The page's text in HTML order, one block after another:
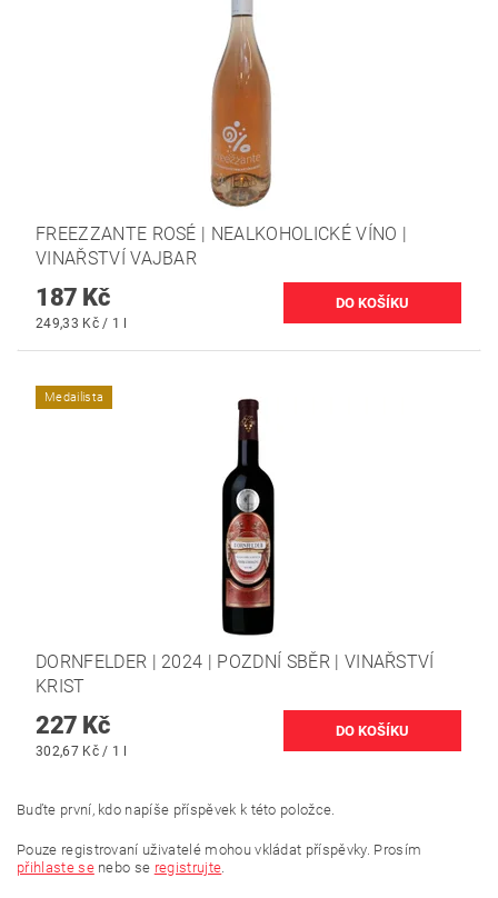
FREEZZANTE ROSÉ | NEALKOHOLICKÉ VÍNO |
VINAŘSTVÍ VAJBAR
187 Kč
249,33 Kč / 1 l
Medailista
DORNFELDER | 2024 | POZDNÍ SBĚR | VINAŘSTVÍ
KRIST
227 Kč
302,67 Kč / 1 l
Buďte první, kdo napíše příspěvek k této položce.
Pouze registrovaní uživatelé mohou vkládat příspěvky. Prosím
přihlaste senebo se registrujte.